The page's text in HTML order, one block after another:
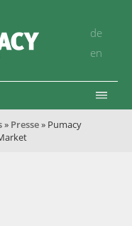
de
en
» Presse» Pumacy